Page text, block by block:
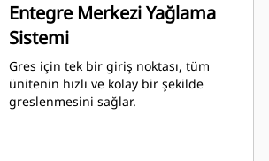
Entegre Merkezi Yağlama
Sistemi
Gres için tek bir giriş noktası, tüm
ünitenin hızlı ve kolay bir şekilde
greslenmesini sağlar.